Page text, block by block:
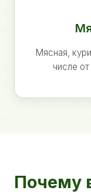
Мясная,
числе
Почему